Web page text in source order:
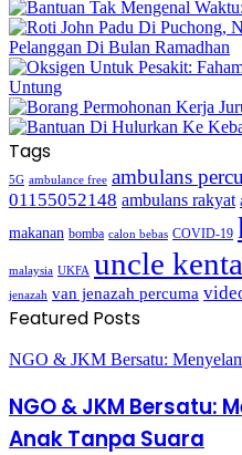
Tags
5G ambulance free ambulans
01155052148 ambulans rakyat
makanan bomba calon bebas COVID-19
malaysia UKFA uncle
jenazah van jenazah percuma
Featured Posts
NGO & JKM Bersatu:
NGO & JKM Bersatu:
Anak Tanpa Suara